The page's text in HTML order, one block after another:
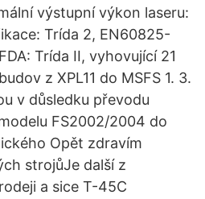
výstupní výkon laseru:
Trída 2, EN60825-
Trída II, vyhovující 21
z XPL11 do MSFS 1. 3.
v důsledku převodu
FS2002/2004 do
Opět zdravím
strojůJe další z
a sice T-45C